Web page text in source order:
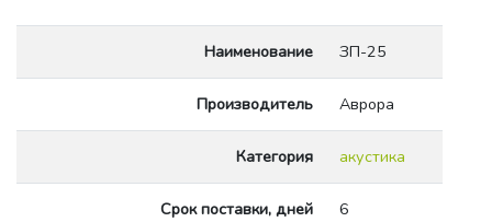
Наименование ЗП-25
Производитель Аврора
Категория акустика
Срок поставки, дней 6